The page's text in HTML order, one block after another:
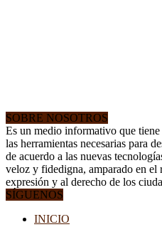
SOBRE NOSOTROS
Es un medio informativo que
las herramientas necesarias para
de acuerdo a las nuevas
veloz y fidedigna, amparado en el
expresión y al derecho de los
SÍGUENOS
INICIO